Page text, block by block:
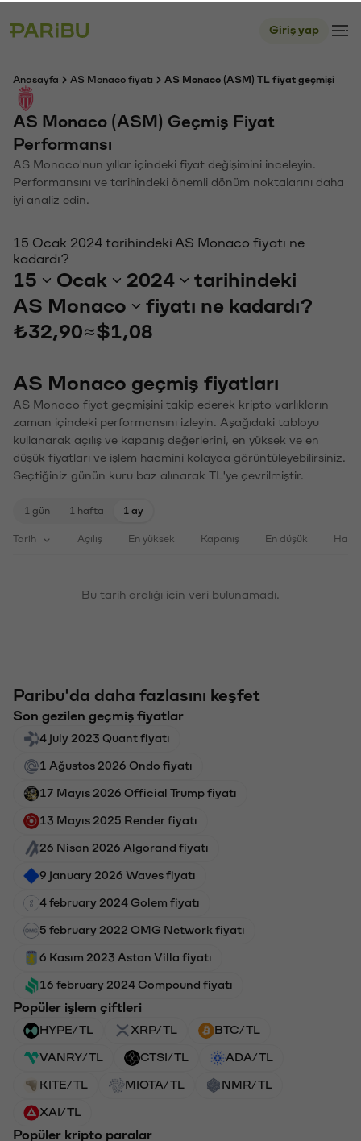
Giriş yap
Anasayfa AS Monaco fiyatı AS Monaco (ASM) TL fiyat geçmişi
AS Monaco (ASM) Geçmiş Fiyat
Performansı
AS Monaco'nun yıllar içindeki fiyat değişimini inceleyin.
Performansını ve tarihindeki önemli dönüm noktalarını daha
iyi analiz edin.
15 Ocak 2024 tarihindeki AS Monaco fiyatı ne
kadardı?
15 Ocak 2024
tarihindeki
AS Monaco
fiyatı ne kadardı?
₺32,90≈$1,08
AS Monaco geçmiş fiyatları
AS Monaco fiyat geçmişini takip ederek kripto varlıkların
zaman içindeki performansını izleyin. Aşağıdaki tabloyu
kullanarak açılış ve kapanış değerlerini, en yüksek ve en
düşük fiyatları ve işlem hacmini kolayca görüntüleyebilirsiniz.
Seçtiğiniz günün kuru baz alınarak TL'ye çevrilmiştir.
1 gün 1 hafta 1 ay
Tarih Açılış En yüksek Kapanış En düşük
Bu tarih aralığı için veri bulunamadı.
Paribu'da daha fazlasını keşfet
Son gezilen geçmiş fiyatlar
4 july 2023 Quant fiyatı
1 Ağustos 2026 Ondo fiyatı
17 Mayıs 2026 Official Trump fiyatı
13 Mayıs 2025 Render fiyatı
26 Nisan 2026 Algorand fiyatı
9 january 2026 Waves fiyatı
4 february 2024 Golem fiyatı
5 february 2022 OMG Network fiyatı
6 Kasım 2023 Aston Villa fiyatı
16 february 2024 Compound fiyatı
Popüler işlem çiftleri
HYPE/TL XRP/TL BTC/TL
VANRY/TL CTSI/TL ADA/TL
KITE/TL MIOTA/TL NMR/TL
XAI/TL
Popüler kripto paralar